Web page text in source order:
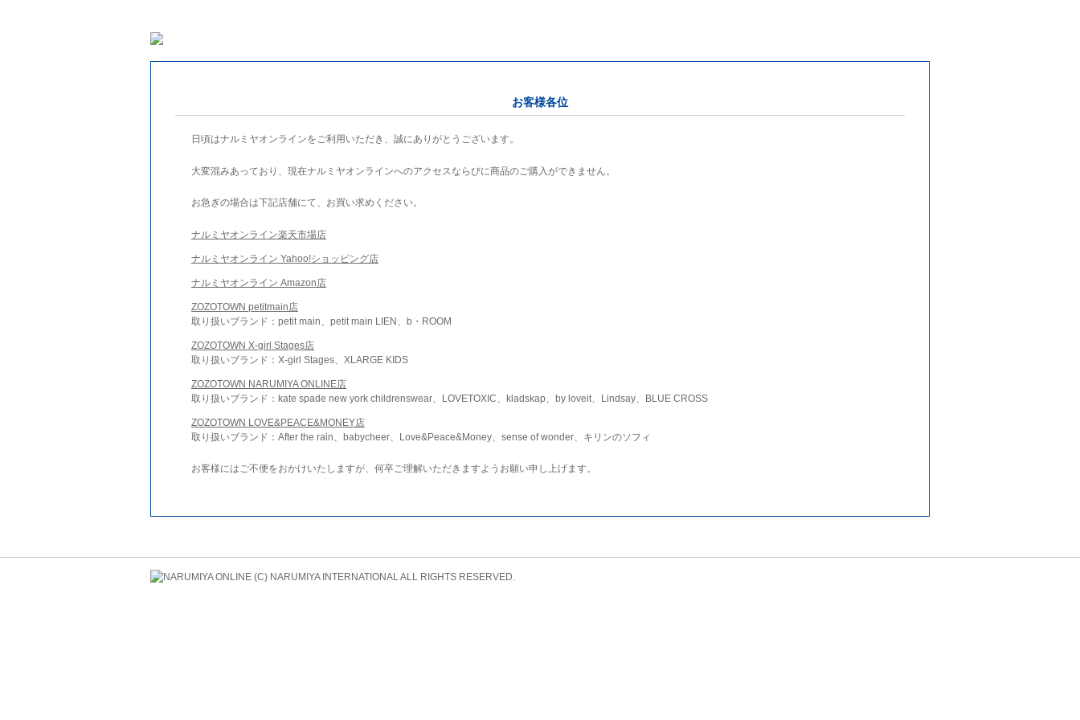
お客様各位
日頃はナルミヤオンラインをご利用いただき、誠にありがとうございます。
大変混みあっており、現在ナルミヤオンラインへのアクセスならびに商品のご購入ができません。
お急ぎの場合は下記店舗にて、お買い求めください。
ナルミヤオンライン楽天市場店
ナルミヤオンライン Yahoo!ショッピング店
ナルミヤオンライン Amazon店
ZOZOTOWN petitmain店
取り扱いブランド：petit main、petit main LIEN、b・ROOM
ZOZOTOWN X-girl Stages店
取り扱いブランド：X-girl Stages、XLARGE KIDS
ZOZOTOWN NARUMIYA ONLINE店
取り扱いブランド：kate spade new york childrenswear、LOVETOXIC、kladskap、by loveit、Lindsay、BLUE CROSS
ZOZOTOWN LOVE&PEACE&MONEY店
取り扱いブランド：After the rain、babycheer、Love&Peace&Money、sense of wonder、キリンのソフィ
お客様にはご不便をおかけいたしますが、何卒ご理解いただきますようお願い申し上げます。